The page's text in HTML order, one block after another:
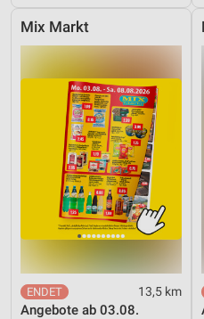
Mix Markt
13,5 km
Angebote ab 03.08.